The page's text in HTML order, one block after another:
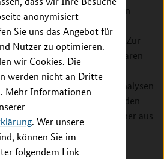
anonymisiert
Sie uns das Angebot für
Nutzer zu optimieren.
wir Cookies. Die
werden nicht an Dritte
Mehr Informationen
. Wer unsere
können Sie im
folgendem Link
und Kind, der Einfluss von
des generellen
Mutter werden erforscht. Zur
zwischen fruchtbaren
werden auch
und bioinformatorische Analysen
und seine Forschungen werden
Hierzu arbeiten Partner aus
zusammen.